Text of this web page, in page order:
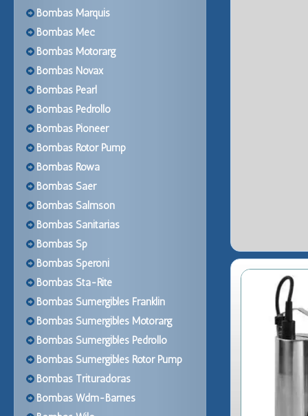
Bombas Marquis
Bombas Mec
Bombas Motorarg
Bombas Novax
Bombas Pearl
Bombas Pedrollo
Bombas Pioneer
Bombas Rotor Pump
Bombas Rowa
Bombas Saer
Bombas Salmson
Bombas Sanitarias
Bombas Sp
Bombas Speroni
Bombas Sta-Rite
Bombas Sumergibles Franklin
Bombas Sumergibles Motorarg
Bombas Sumergibles Pedrollo
Bombas Sumergibles Rotor Pump
Bombas Trituradoras
Bombas Wdm-Barnes